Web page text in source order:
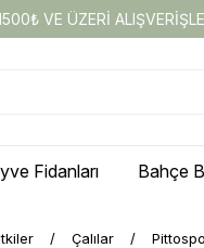
VE ÜZERİ
Fidanları Bahçe
Çalılar